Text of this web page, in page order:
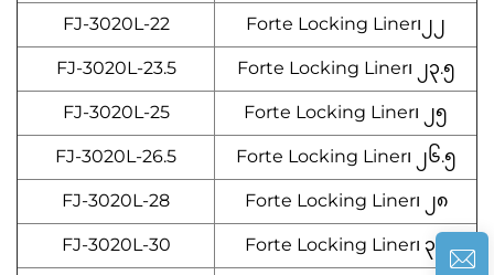
FJ-3020L-22 Forte Locking Liner၊၂၂
FJ-3020L-23.5 Forte Locking Liner၊ ၂၃.၅
FJ-3020L-25 Forte Locking Liner၊ ၂၅
FJ-3020L-26.5 Forte Locking Liner၊ ၂၆.၅
FJ-3020L-28 Forte Locking Liner၊ ၂၈
FJ-3020L-30 Forte Locking Liner၊ ၃၀